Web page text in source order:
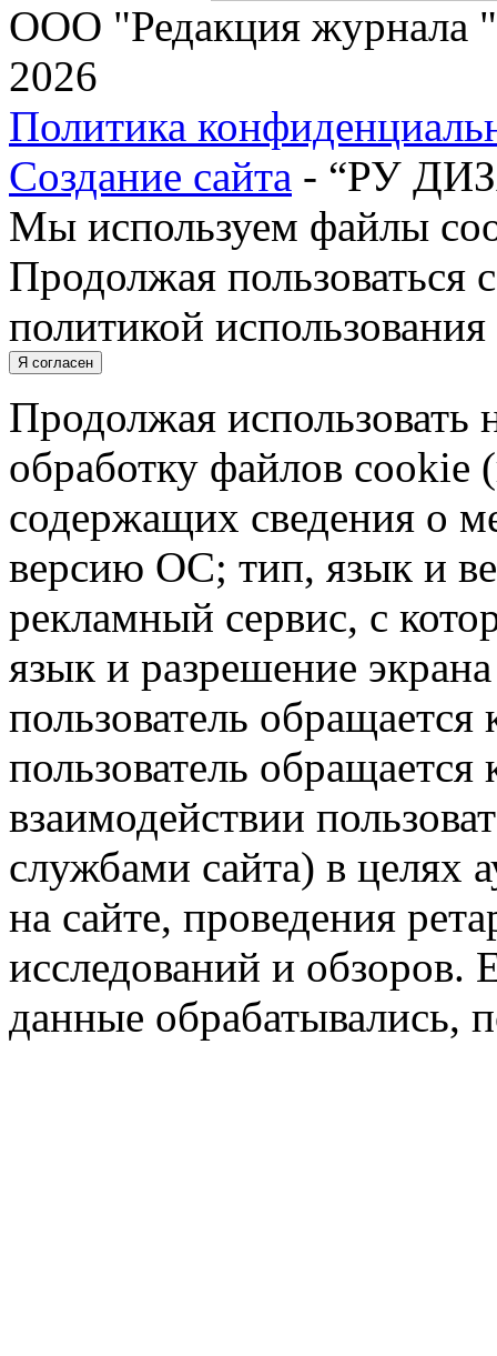
ООО "Редакция журнала
2026
Политика
Создание сайта - “РУ
Мы используем файлы
Продолжая пользоваться
политикой
Я согласен
Продолжая использовать
обработку файлов cookie
содержащих сведения о
версию ОС; тип, язык и
рекламный сервис, с
язык и разрешение
пользователь обращается
пользователь обращается
взаимодействии
службами сайта) в целях
на сайте, проведения
исследований и обзоров.
данные обрабатывались,